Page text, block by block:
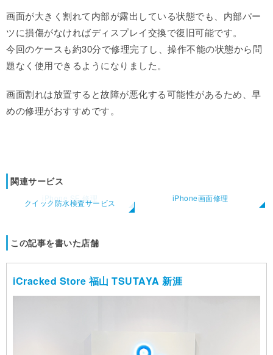
画面が大きく割れて内部が露出している状態でも、内部パー
ツに損傷がなければディスプレイ交換で復旧可能です。
今回のケースも約30分で修理完了し、操作不能の状態から問
題なく使用できるようになりました。
画面割れは放置すると故障が悪化する可能性があるため、早
めの修理がおすすめです。
関連サービス
iPhone SE 修理 iPhone画面修理
クイック防水検査サービス
この記事を書いた店舗
iCracked Store 福山 TSUTAYA 新涯